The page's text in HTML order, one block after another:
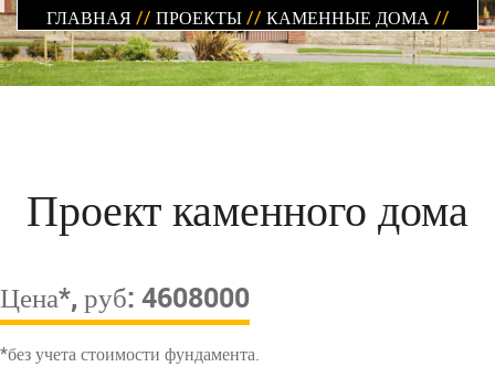
ГЛАВНАЯ // ПРОЕКТЫ // КАМЕННЫЕ ДОМА //
Проект каменного дома
Цена*, руб: 4608000
*без учета стоимости фундамента.